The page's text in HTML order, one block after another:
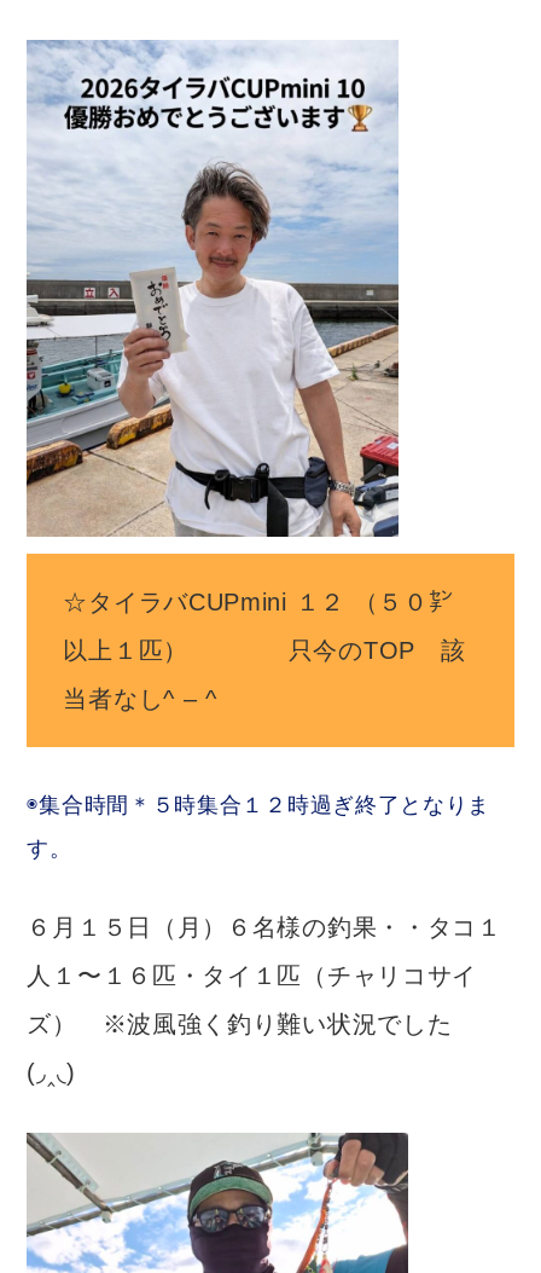
☆タイラバCUPmini １２ （５０㌢
以上１匹） 只今のTOP 該
当者なし^ – ^
◉集合時間＊５時集合１２時過ぎ終了となりま
す。
６月１５日（月）６名様の釣果・・タコ１
人１〜１６匹・タイ１匹（チャリコサイ
ズ） ※波風強く釣り難い状況でした
(◞‸◟)